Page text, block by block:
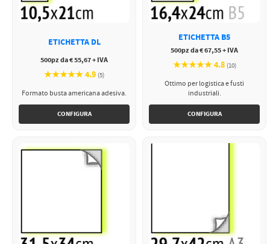
ETICHETTA DL
500pz da € 55,67 + IVA
★★★★★ 4.9 (5)
Formato busta americana adesiva.
CONFIGURA
ETICHETTA B5
500pz da € 67,55 + IVA
★★★★★ 4.8 (10)
Ottimo per logistica e fusti
industriali.
CONFIGURA